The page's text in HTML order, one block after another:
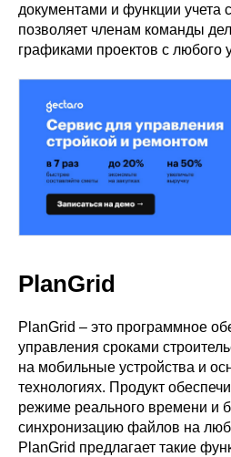
документами и функции учета
позволяет членам команды
графиками проектов с любого
PlanGrid
PlanGrid – это программное
управления сроками
на мобильные устройства и
технологиях. Продукт
режиме реального времени и
синхронизацию файлов на
PlanGrid предлагает такие